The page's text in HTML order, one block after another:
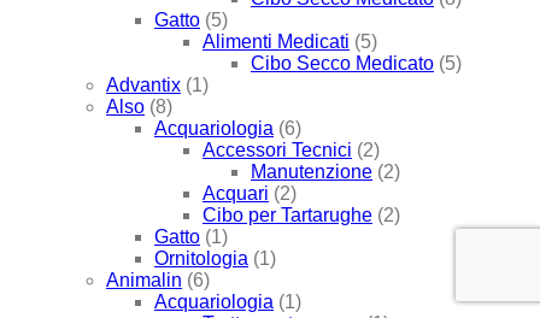
Gatto (5)
Alimenti Medicati (5)
Cibo Secco Medicato (5)
Advantix (1)
Also (8)
Acquariologia (6)
Accessori Tecnici (2)
Manutenzione (2)
Acquari (2)
Cibo per Tartarughe (2)
Gatto (1)
Ornitologia (1)
Animalin (6)
Acquariologia (1)